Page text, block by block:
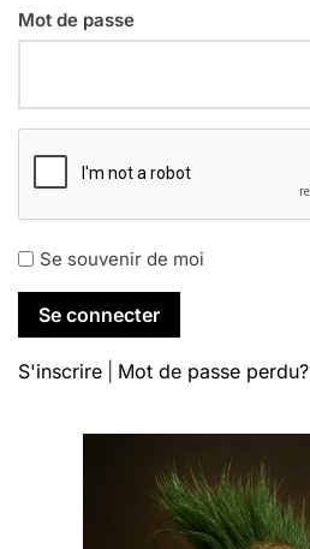
Mot de passe
Se souvenir de moi
S'inscrire Mot de passe perdu?